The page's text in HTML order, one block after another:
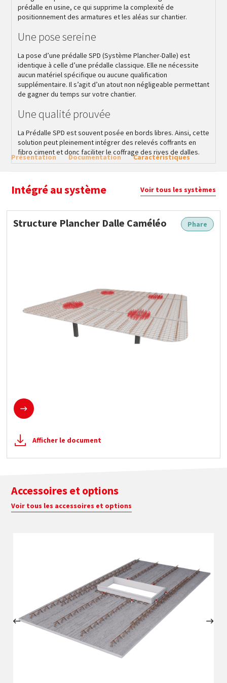
Présentation Documentation Caractéristiques
prédalle en usine, ce qui supprime la complexité de
positionnement des armatures et les aléas sur chantier.
Une pose sereine
La pose d’une prédalle SPD (Système Plancher-Dalle) est
identique à celle d’une prédalle classique. Elle ne nécessite
aucun matériel spécifique ou aucune qualification
supplémentaire. Il s’agit d’un atout non négligeable permettant
de gagner du temps sur votre chantier.
Une qualité prouvée
La Prédalle SPD est souvent posée en bords libres. Ainsi, cette
solution peut pleinement intégrer des relevés coffrants en
fibro ciment et donc faciliter le coffrage des rives de dalles.
Intégré au système Voir tous les systèmes
Phare
Structure Plancher Dalle Caméléo
En savoir plus
Afficher le document
Accessoires et options
Voir tous les accessoires et options